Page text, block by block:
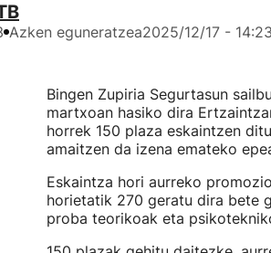
Azken eguneratzea2025/12/17 - 14:23
Bingen Zupiria Segurtasun
martxoan hasiko dira
horrek 150 plaza eskaintzen
amaitzen da izena emateko
Eskaintza hori aurreko
horietatik 270 geratu dira bete
proba teorikoak eta